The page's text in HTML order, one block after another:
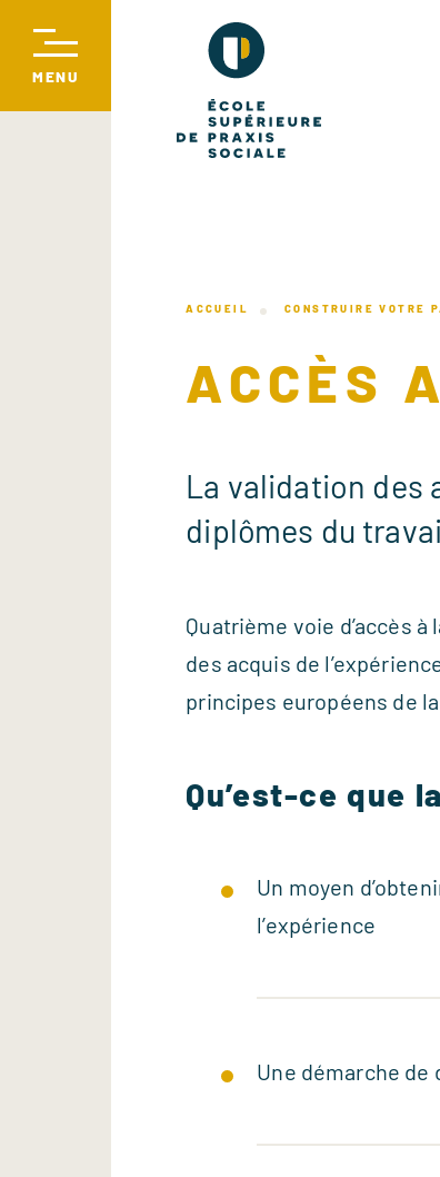
ACCUEIL CONSTRUIRE VOTRE
ACCÈS
La validation des
diplômes du
Quatrième voie d’accès
des acquis de
principes européens de
Qu’est-ce que
Un moyen
l’expérience
Une démarche